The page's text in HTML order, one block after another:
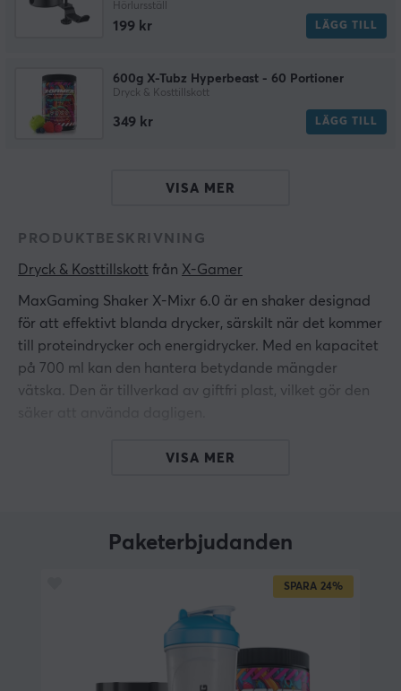
Hörlursställ
199 kr LÄGG TILL
600g X-Tubz Hyperbeast - 60 Portioner
Dryck & Kosttillskott
349 kr LÄGG TILL
VISA MER
PRODUKTBESKRIVNING
Dryck & Kosttillskott från X-Gamer
MaxGaming Shaker X-Mixr 6.0 är en shaker designad
för att effektivt blanda drycker, särskilt när det kommer
till proteindrycker och energidrycker. Med en kapacitet
på 700 ml kan den hantera betydande mängder
vätska. Den är tillverkad av giftfri plast, vilket gör den
Shakern är utrustad med ett avancerat mixernät på
mikrovågs- och diskmaskinssäker, vilket underlättar
Med en måttskala graderad upp till 700 ml kan
användaren enkelt mäta exakta mängder för olika
Sammanfattning
VISA MER
Paketerbjudanden
SPARA 24%